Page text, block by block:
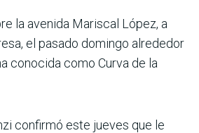
la avenida Mariscal López, a
el pasado domingo alrededor
conocida como Curva de la
confirmó este jueves que le